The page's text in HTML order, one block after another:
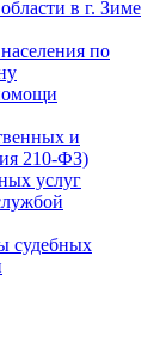
в г. Зиме
по
и
210-ФЗ)
услуг
судебных